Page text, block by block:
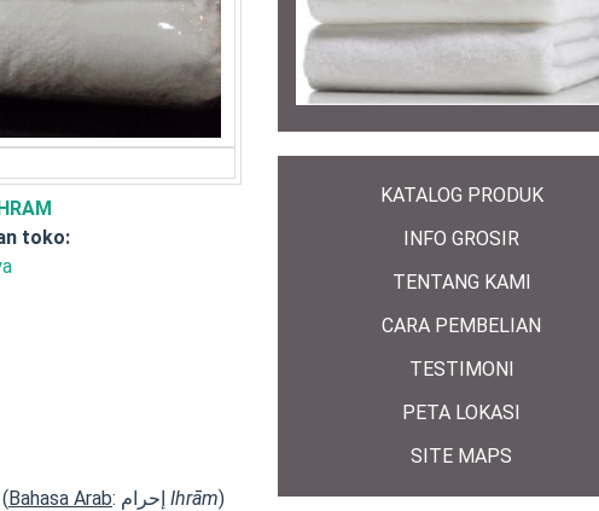
toko:
(Bahasa Arab Ihrām)
KATALOG PRODUK
INFO GROSIR
TENTANG KAMI
CARA PEMBELIAN
TESTIMONI
PETA LOKASI
SITE MAPS